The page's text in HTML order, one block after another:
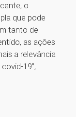
o
que pode
tanto de
as ações
a relevância
19”,